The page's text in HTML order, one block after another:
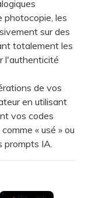
photocopie, les
sur des
totalement les
l'authenticité
de vos
en utilisant
vos codes
« usé » ou
prompts IA.